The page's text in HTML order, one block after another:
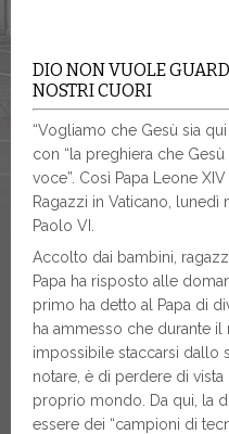
DIO NON VUOLE
NOSTRI CUORI
“Vogliamo che Gesù sia
con “la preghiera che
voce”. Così Papa Leone
Ragazzi in Vaticano, lunedì
Paolo VI.
Accolto dai bambini,
Papa ha risposto alle
primo ha detto al Papa di
ha ammesso che durante il
impossibile staccarsi dallo
notare, è di perdere di
proprio mondo. Da qui, la
essere dei “campioni di